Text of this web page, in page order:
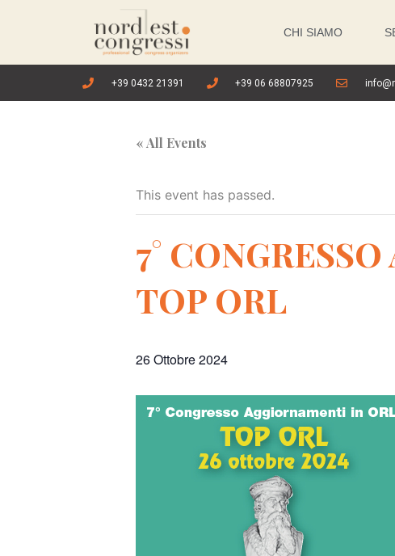
CHI SIAMO
+39 0432 21391 +39 06 68807925
« All Events
This event has passed.
7°
TOP ORL
26 Ottobre 2024